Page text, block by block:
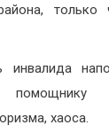
района,
инвалида
хаоса.